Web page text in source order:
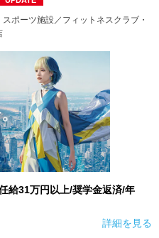
ポーツ施設／フィットネスクラブ・
給31万円以上/奨学金返済/年
詳細を見る